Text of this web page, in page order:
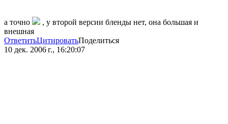
а точно
, у второй версии бленды нет, она большая и
внешная
ОтветитьЦитироватьПоделиться
10 дек. 2006 г., 16:20:07